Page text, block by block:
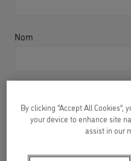
Nom
By clicking “Accept All
your device to enhance site
assist in our